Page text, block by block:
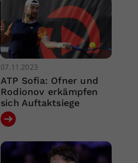
07.11.2023
ATP Sofia: Ofner und
Rodionov erkämpfen
sich Auftaktsiege